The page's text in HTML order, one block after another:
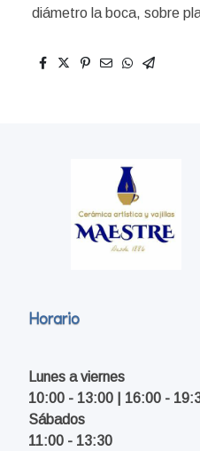
diámetro la boca, sobre
Horario
Lunes a viernes
10:00 - 13:00 | 16:00 -
Sábados
11:00 - 13:30